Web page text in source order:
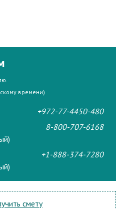
времени)
+972-77-4450-480
8-800-707-6168
+1-888-374-7280
смету